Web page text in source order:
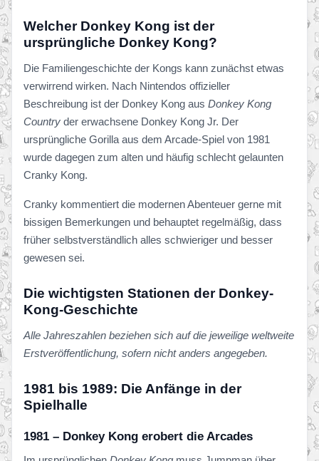
Welcher Donkey Kong ist der
ursprüngliche Donkey Kong?
Die Familiengeschichte der Kongs kann zunächst etwas
verwirrend wirken. Nach Nintendos offizieller
Beschreibung ist der Donkey Kong aus Donkey Kong
Country der erwachsene Donkey Kong Jr. Der
ursprüngliche Gorilla aus dem Arcade-Spiel von 1981
wurde dagegen zum alten und häufig schlecht gelaunten
Cranky Kong.
Cranky kommentiert die modernen Abenteuer gerne mit
bissigen Bemerkungen und behauptet regelmäßig, dass
früher selbstverständlich alles schwieriger und besser
gewesen sei.
Die wichtigsten Stationen der Donkey-
Kong-Geschichte
Alle Jahreszahlen beziehen sich auf die jeweilige weltweite
Erstveröffentlichung, sofern nicht anders angegeben.
1981 bis 1989: Die Anfänge in der
Spielhalle
1981 – Donkey Kong erobert die Arcades